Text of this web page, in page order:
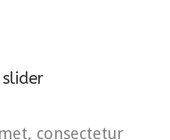
consectetur